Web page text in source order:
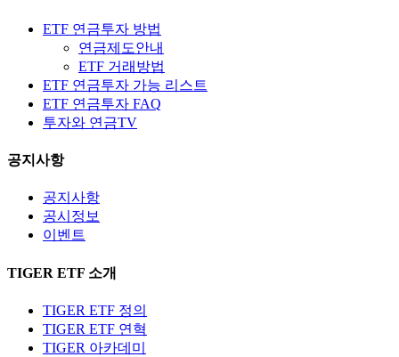
ETF 연금투자 방법
연금제도안내
ETF 거래방법
ETF 연금투자 가능 리스트
ETF 연금투자 FAQ
투자와 연금TV
공지사항
공지사항
공시정보
이벤트
TIGER ETF 소개
TIGER ETF 정의
TIGER ETF 연혁
TIGER 아카데미